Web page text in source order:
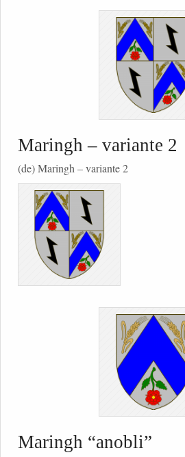
Maringh – variante 2
(de) Maringh – variante 2
Maringh “anobli”